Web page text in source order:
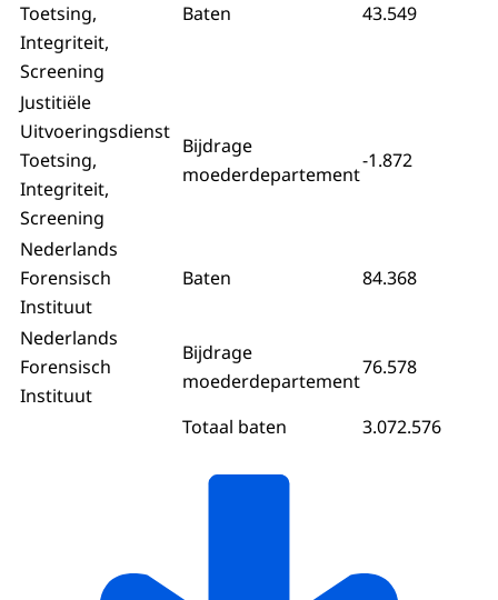
Toetsing,
Integriteit,
Screening
Baten 43.549
Justitiële
Uitvoeringsdienst
Toetsing,
Integriteit,
Screening
Bijdrage
moederdepartement
-1.872
Nederlands
Forensisch
Instituut
Baten 84.368
Nederlands
Forensisch
Instituut
Bijdrage
moederdepartement
76.578
Totaal baten 3.072.576